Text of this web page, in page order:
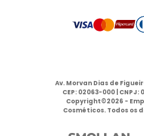
Av. Morvan Dias de
CEP: 02063-000 | CNPJ:
Copyright©2026 -
Cosméticos. Todos os